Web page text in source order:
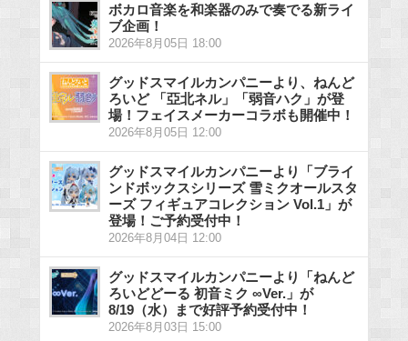
ボカロ音楽を和楽器のみで奏でる新ライ
ブ企画！
2026年8月05日 18:00
グッドスマイルカンパニーより、ねんど
ろいど 「亞北ネル」「弱音ハク」が登
場！フェイスメーカーコラボも開催中！
2026年8月05日 12:00
グッドスマイルカンパニーより「ブライ
ンドボックスシリーズ 雪ミクオールスタ
ーズ フィギュアコレクション Vol.1」が
登場！ご予約受付中！
2026年8月04日 12:00
グッドスマイルカンパニーより「ねんど
ろいどどーる 初音ミク ∞Ver.」が
8/19（水）まで好評予約受付中！
2026年8月03日 15:00